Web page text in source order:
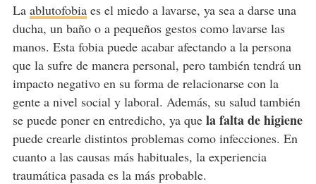
La ablutofobiaes el miedo a lavarse, ya sea a darse una
ducha, un baño o a pequeños gestos como lavarse las
manos. Esta fobia puede acabar afectando a la persona
que la sufre de manera personal, pero también tendrá un
impacto negativo en su forma de relacionarse con la
gente a nivel social y laboral. Además, su salud también
se puede poner en entredicho, ya que la falta de higiene
puede crearle distintos problemas como infecciones. En
cuanto a las causas más habituales, la experiencia
traumática pasada es la más probable.